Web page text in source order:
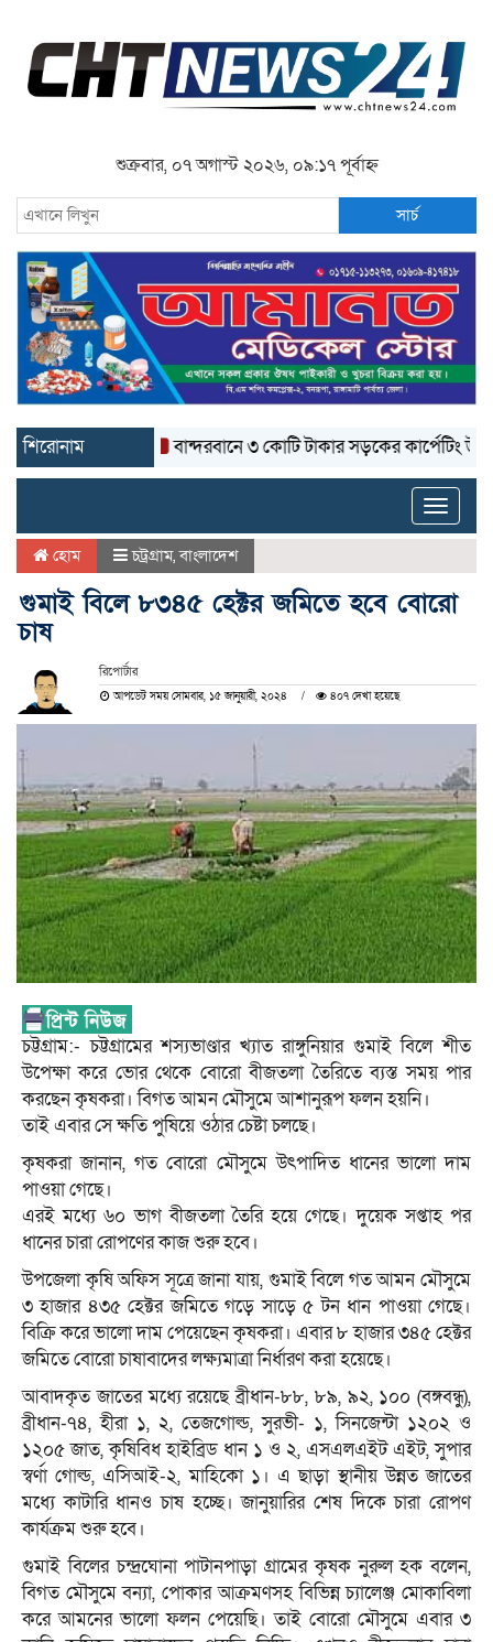
শুক্রবার, ০৭ অগাস্ট ২০২৬, ০৯:১৭ পূর্বাহ্ন
সার্চ
শিরোনাম বান্দরবানে ৩ কোটি টাকার সড়কের কার্পেটিং উঠে যাচ্ছে
Toggle
হোম চট্রগ্রাম,বাংলাদেশ
গুমাই বিলে ৮৩৪৫ হেক্টর জমিতে হবে বোরো
চাষ
রিপোর্টার
আপডেট সময় সোমবার, ১৫ জানুয়ারী, ২০২৪ ৪০৭ দেখা হয়েছে
চট্টগ্রাম:- চট্টগ্রামের শস্যভাণ্ডার খ্যাত রাঙ্গুনিয়ার গুমাই বিলে শীত
উপেক্ষা করে ভোর থেকে বোরো বীজতলা তৈরিতে ব্যস্ত সময় পার
করছেন কৃষকরা। বিগত আমন মৌসুমে আশানুরূপ ফলন হয়নি।
তাই এবার সে ক্ষতি পুষিয়ে ওঠার চেষ্টা চলছে।
কৃষকরা জানান, গত বোরো মৌসুমে উৎপাদিত ধানের ভালো দাম
পাওয়া গেছে।
এরই মধ্যে ৬০ ভাগ বীজতলা তৈরি হয়ে গেছে। দুয়েক সপ্তাহ পর
ধানের চারা রোপণের কাজ শুরু হবে।
উপজেলা কৃষি অফিস সূত্রে জানা যায়, গুমাই বিলে গত আমন মৌসুমে
৩ হাজার ৪৩৫ হেক্টর জমিতে গড়ে সাড়ে ৫ টন ধান পাওয়া গেছে।
বিক্রি করে ভালো দাম পেয়েছেন কৃষকরা। এবার ৮ হাজার ৩৪৫ হেক্টর
জমিতে বোরো চাষাবাদের লক্ষ্যমাত্রা নির্ধারণ করা হয়েছে।
আবাদকৃত জাতের মধ্যে রয়েছে ব্রীধান-৮৮, ৮৯, ৯২, ১০০ (বঙ্গবন্ধু),
ব্রীধান-৭৪, হীরা ১, ২, তেজগোল্ড, সুরভী- ১, সিনজেন্টা ১২০২ ও
১২০৫ জাত, কৃষিবিধ হাইব্রিড ধান ১ ও ২, এসএলএইট এইট, সুপার
স্বর্ণা গোল্ড, এসিআই-২, মাহিকো ১। এ ছাড়া স্থানীয় উন্নত জাতের
মধ্যে কাটারি ধানও চাষ হচ্ছে। জানুয়ারির শেষ দিকে চারা রোপণ
কার্যক্রম শুরু হবে।
গুমাই বিলের চন্দ্রঘোনা পাটানপাড়া গ্রামের কৃষক নুরুল হক বলেন,
বিগত মৌসুমে বন্যা, পোকার আক্রমণসহ বিভিন্ন চ্যালেঞ্জ মোকাবিলা
করে আমনের ভালো ফলন পেয়েছি। তাই বোরো মৌসুমে এবার ৩